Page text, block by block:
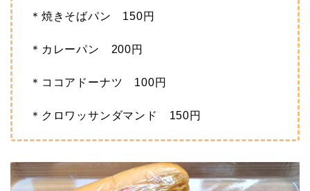
＊焼きそばパン 150円
＊カレーパン 200円
＊ココアドーナツ 100円
＊クロワッサンダマンド 150円